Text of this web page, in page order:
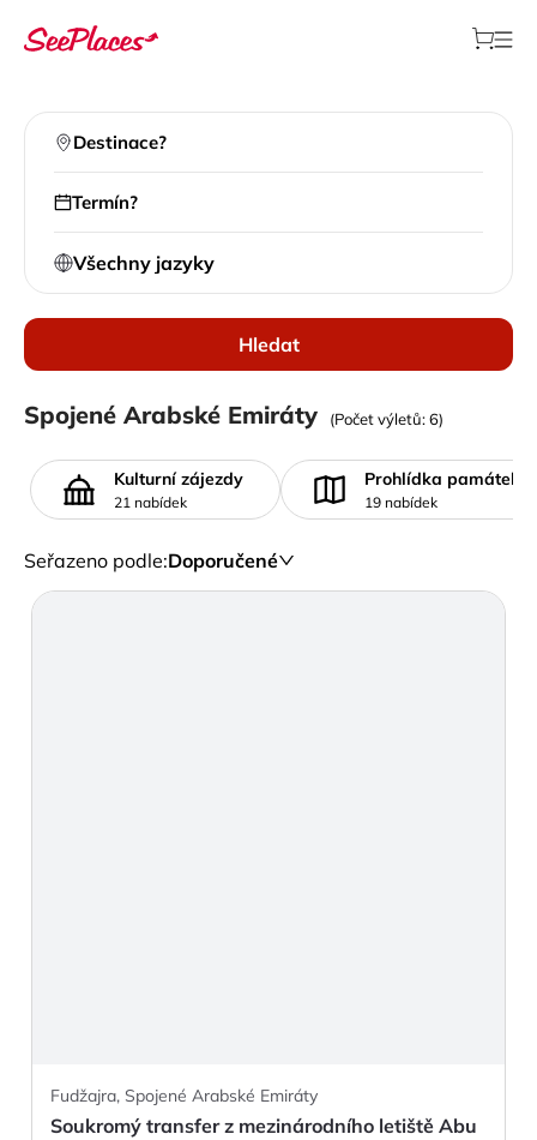
Destinace?
Termín?
Všechny jazyky
Hledat
Místní výlety
Všechny destinace
Spojené Arabské Emiráty
Spojené Arabské Emiráty (Počet výletů: 6)
Kulturní zájezdy
21 nabídek
Prohlídka památek
19 nabídek
Seřazeno podle:Doporučené
Fudžajra, Spojené Arabské Emiráty
Soukromý transfer z mezinárodního letiště Abu